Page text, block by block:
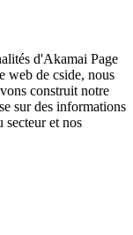
d'Akamai Page
web de cside, nous
construit notre
sur des informations
et nos